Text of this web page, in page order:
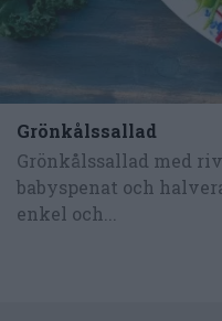
Grönkålssallad
Grönkålssallad med
babyspenat och
enkel och...